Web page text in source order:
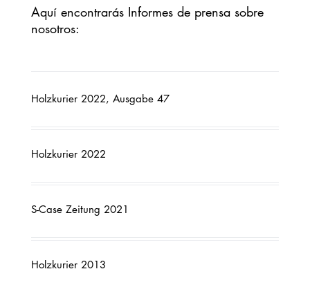
Aquí encontrarás Informes de prensa sobre
nosotros:
Holzkurier 2022, Ausgabe 47
Holzkurier 2022
S-Case Zeitung 2021
Holzkurier 2013